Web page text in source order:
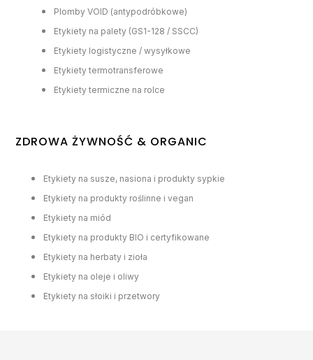
Plomby VOID (antypodróbkowe)
Etykiety na palety (GS1-128 / SSCC)
Etykiety logistyczne / wysyłkowe
Etykiety termotransferowe
Etykiety termiczne na rolce
ZDROWA ŻYWNOŚĆ & ORGANIC
Etykiety na susze, nasiona i produkty sypkie
Etykiety na produkty roślinne i vegan
Etykiety na miód
Etykiety na produkty BIO i certyfikowane
Etykiety na herbaty i zioła
Etykiety na oleje i oliwy
Etykiety na słoiki i przetwory